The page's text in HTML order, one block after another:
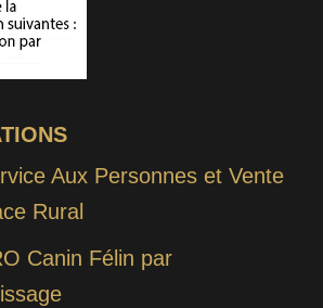
Aux Personnes et Vente
Rural
Canin Félin par